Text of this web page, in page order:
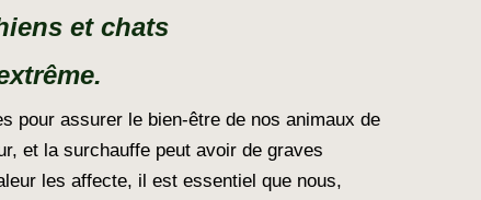
et chats
pour assurer le bien-être de nos animaux de
et la surchauffe peut avoir de graves
les affecte, il est essentiel que nous,